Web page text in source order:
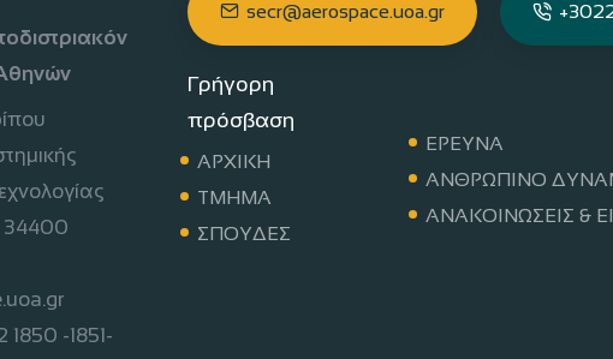
34400
-1851-
secr@aerospace.uoa.gr
Γρήγορη
πρόσβαση
ΑΡΧΙΚΗ
ΤΜΗΜΑ
ΣΠΟΥΔΕΣ
ΕΡΕΥΝΑ
ΑΝΘΡΩΠΙΝΟ
ΑΝΑΚΟΙΝΩΣΕΙΣ &